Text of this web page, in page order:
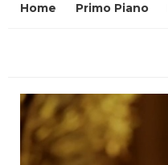
Home Primo Piano